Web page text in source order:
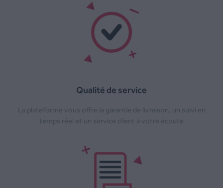
Qualité de service
La plateforme vous offre la garantie de livraison, un suivi en
temps réel et un service client à votre écoute